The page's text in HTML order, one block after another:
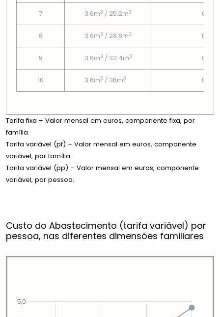
7 3.6m3 / 25.2m3 0.65€
8 3.6m3 / 28.8m3 0.65€
9 3.6m3 / 32.4m3 0.65€
10 3.6m3 / 36m3 0.65€
Tarifa fixa – Valor mensal em euros, componente fixa, por
família.
Tarifa variável (pf) – Valor mensal em euros, componente
variável, por família.
Tarifa variável (pp) – Valor mensal em euros, componente
variável, por pessoa.
Custo do Abastecimento (tarifa variável) por
pessoa, nas diferentes dimensões familiares
5,0